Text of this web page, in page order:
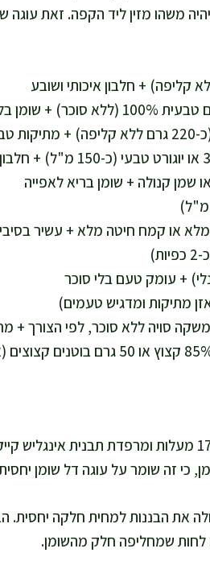
משהו מזין ליד הקפה. זאת
אני מחממת תנור ל-175 מעלות ומרפדת תבנית
כי זה שומר על עוגה דל שומן יחסית
את הבננות למחית חלקה יחסית.
לחות שמחליפה חלק מהשומן.